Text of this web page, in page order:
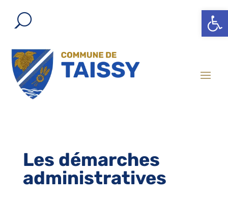
Ouvrir
Les démarches
administratives